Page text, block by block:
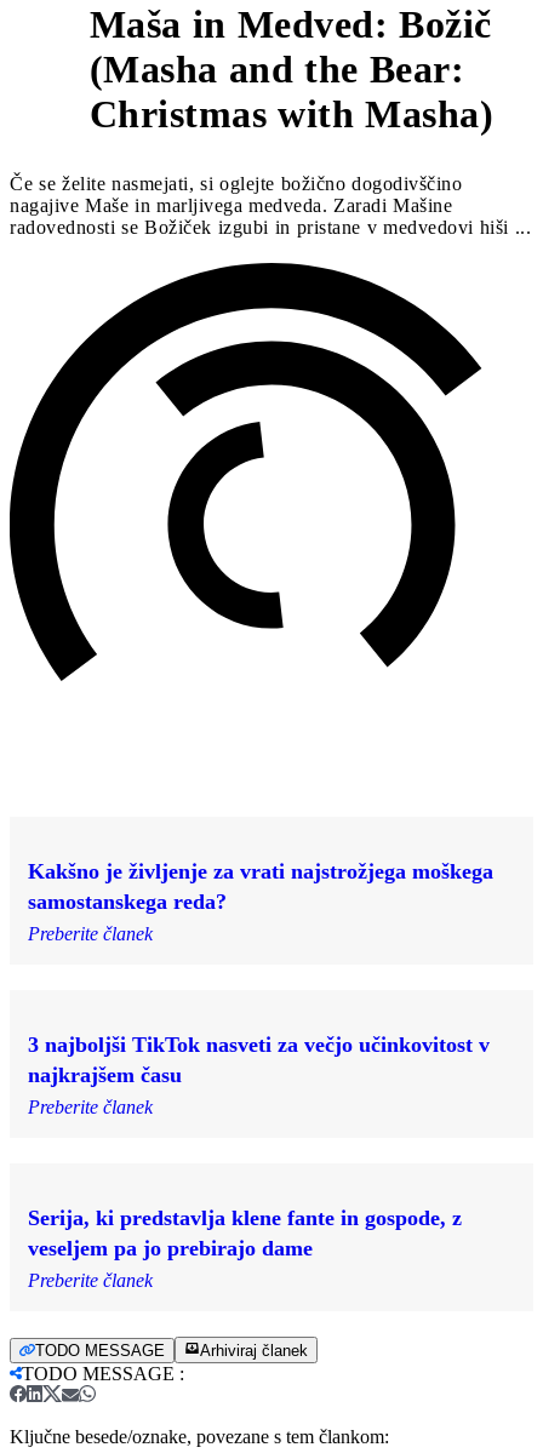
Maša in Medved: Božič
(Masha and the Bear:
Christmas with Masha)
Če se želite nasmejati, si oglejte božično dogodivščino
nagajive Maše in marljivega medveda. Zaradi Mašine
radovednosti se Božiček izgubi in pristane v medvedovi hiši ...
Kakšno je življenje za vrati najstrožjega moškega
samostanskega reda?
Preberite članek
3 najboljši TikTok nasveti za večjo učinkovitost v
najkrajšem času
Preberite članek
Serija, ki predstavlja klene fante in gospode, z
veseljem pa jo prebirajo dame
Preberite članek
TODO MESSAGE Arhiviraj članek
TODO MESSAGE :
Ključne besede/oznake, povezane s tem člankom: